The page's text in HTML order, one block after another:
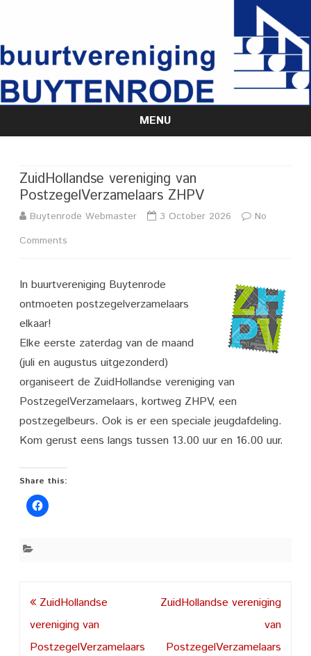
MENU
Skip
ZuidHollandse vereniging van
PostzegelVerzamelaars ZHPV
Buytenrode Webmaster 3 October 2026
No
Comments
vereniging
van
PostzegelVerzamelaars
ZHPV
In buurtvereniging Buytenrode
ontmoeten postzegelverzamelaars
elkaar!
Elke eerste zaterdag van de maand
(juli en augustus uitgezonderd)
organiseert de ZuidHollandse vereniging van
PostzegelVerzamelaars, kortweg ZHPV, een
postzegelbeurs. Ook is er een speciale jeugdafdeling.
Kom gerust eens langs tussen 13.00 uur en 16.00 uur.
Share this:
Post
navigation
ZuidHollandse
vereniging van
PostzegelVerzamelaars
ZuidHollandse vereniging
van
PostzegelVerzamelaars